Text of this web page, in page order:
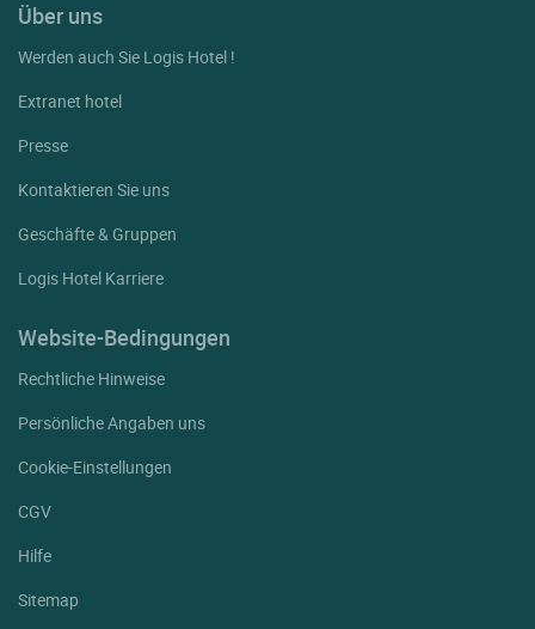
Über uns
Werden auch Sie Logis Hotel !
Extranet hotel
Presse
Kontaktieren Sie uns
Geschäfte & Gruppen
Logis Hotel Karriere
Website-Bedingungen
Rechtliche Hinweise
Persönliche Angaben uns
Cookie-Einstellungen
CGV
Hilfe
Sitemap